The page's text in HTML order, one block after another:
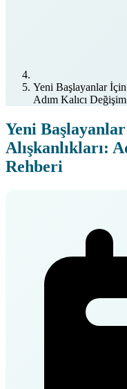
Yeni Başlayanlar İçin
Adım Kalıcı
Yeni
Alışkanlıkları:
Rehberi